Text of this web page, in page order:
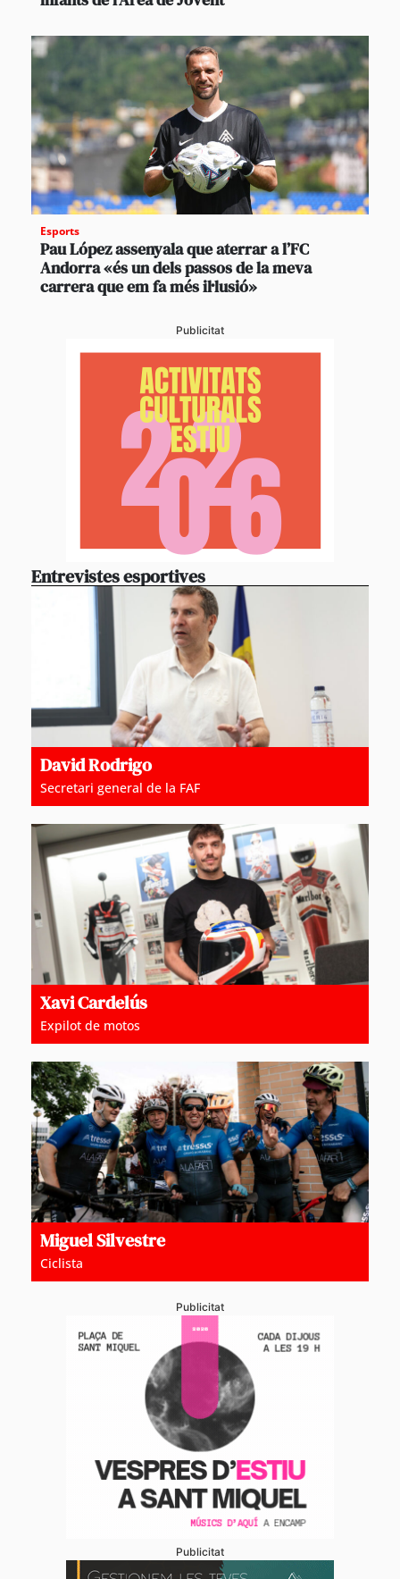
Esports
Pau López assenyala que aterrar a l’FC
Andorra «és un dels passos de la meva
carrera que em fa més il·lusió»
Publicitat
Entrevistes esportives
David Rodrigo
Secretari general de la FAF
Xavi Cardelús
Expilot de motos
Miguel Silvestre
Ciclista
Publicitat
Publicitat